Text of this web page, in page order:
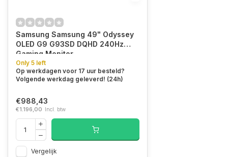
Samsung Samsung 49" Odyssey
OLED G9 G93SD DQHD 240Hz
Gaming Monitor
Only 5 left
Op werkdagen voor 17 uur besteld?
Volgende werkdag geleverd! (24h)
€988,43
€1.196,00 Incl. btw
Vergelijk